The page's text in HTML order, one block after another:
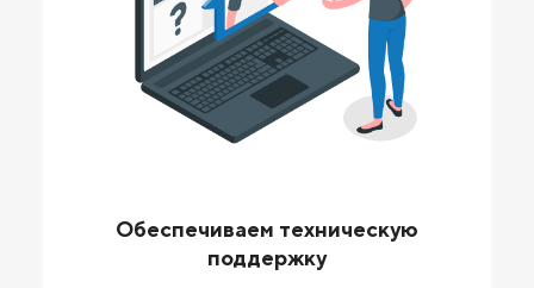
Обеспечиваем техническую
поддержку